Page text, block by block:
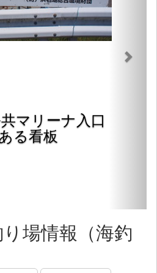
マリーナ入口
る看板
場情報（海釣